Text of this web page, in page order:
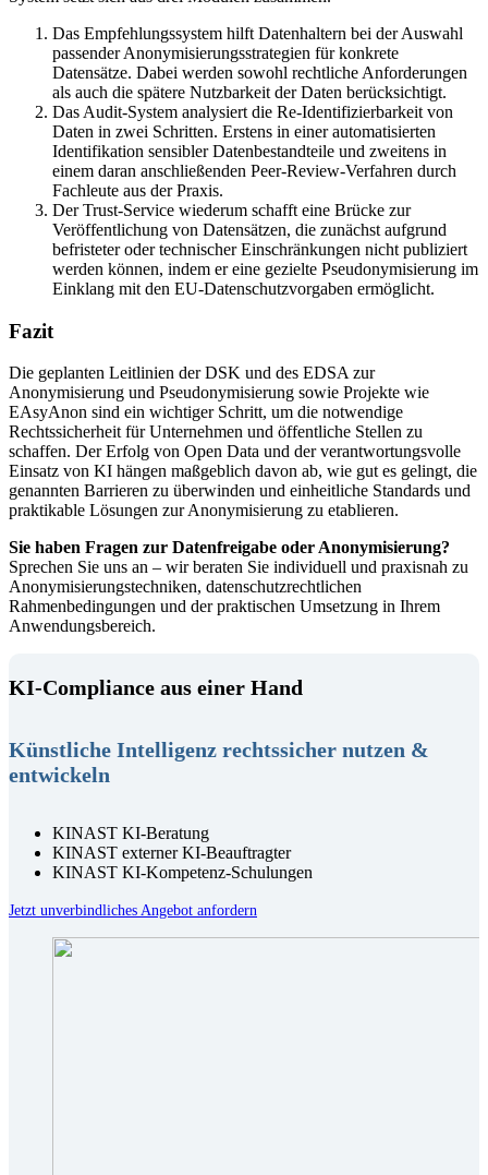
Das Empfehlungssystem hilft Datenhaltern bei der Auswahl
passender Anonymisierungsstrategien für konkrete
Datensätze. Dabei werden sowohl rechtliche Anforderungen
als auch die spätere Nutzbarkeit der Daten berücksichtigt.
Das Audit-System analysiert die Re-Identifizierbarkeit von
Daten in zwei Schritten. Erstens in einer automatisierten
Identifikation sensibler Datenbestandteile und zweitens in
einem daran anschließenden Peer-Review-Verfahren durch
Fachleute aus der Praxis.
Der Trust-Service wiederum schafft eine Brücke zur
Veröffentlichung von Datensätzen, die zunächst aufgrund
befristeter oder technischer Einschränkungen nicht publiziert
werden können, indem er eine gezielte Pseudonymisierung im
Einklang mit den EU-Datenschutzvorgaben ermöglicht.
Fazit
Die geplanten Leitlinien der DSK und des EDSA zur
Anonymisierung und Pseudonymisierung sowie Projekte wie
EAsyAnon sind ein wichtiger Schritt, um die notwendige
Rechtssicherheit für Unternehmen und öffentliche Stellen zu
schaffen. Der Erfolg von Open Data und der verantwortungsvolle
Einsatz von KI hängen maßgeblich davon ab, wie gut es gelingt, die
genannten Barrieren zu überwinden und einheitliche Standards und
praktikable Lösungen zur Anonymisierung zu etablieren.
Sie haben Fragen zur Datenfreigabe oder Anonymisierung?
Sprechen Sie uns an – wir beraten Sie individuell und praxisnah zu
Anonymisierungstechniken, datenschutzrechtlichen
Rahmenbedingungen und der praktischen Umsetzung in Ihrem
Anwendungsbereich.
KI-Compliance aus einer Hand
Künstliche Intelligenz rechtssicher nutzen &
entwickeln
KINAST KI-Beratung
KINAST externer KI-Beauftragter
KINAST KI-Kompetenz-Schulungen
Jetzt unverbindliches Angebot anfordern